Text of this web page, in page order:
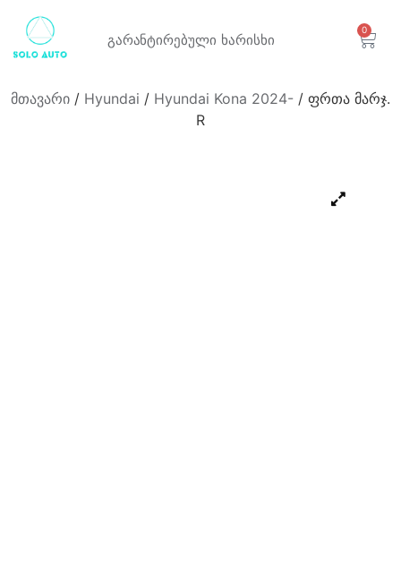
გარანტირებული ხარისხი
0
მთავარი / Hyundai / Hyundai Kona 2024- / ფრთა მარჯ.
R